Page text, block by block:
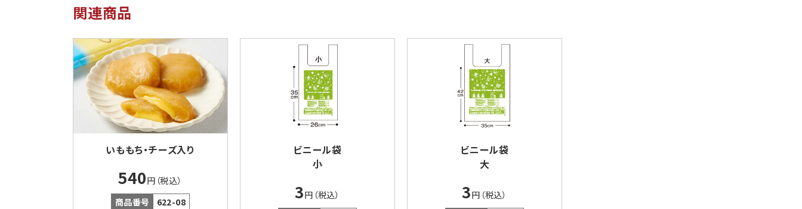
関連商品
いももち・チーズ入り
540円（税込）
商品番号
622-08
ビニール袋
小
3円（税込）
ビニール袋
大
3円（税込）